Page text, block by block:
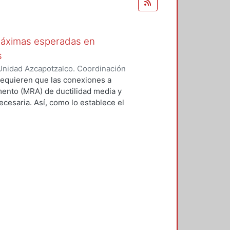
esperadas en
Azcapotzalco. Coordinación
Sandra que las conexiones a
(MRA) de ductilidad media y
Así, como lo establece el